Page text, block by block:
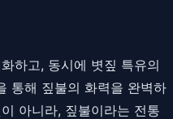
하고, 동시에 볏짚 특유의
통해 짚불의 화력을 완벽하
아니라, 짚불이라는 전통